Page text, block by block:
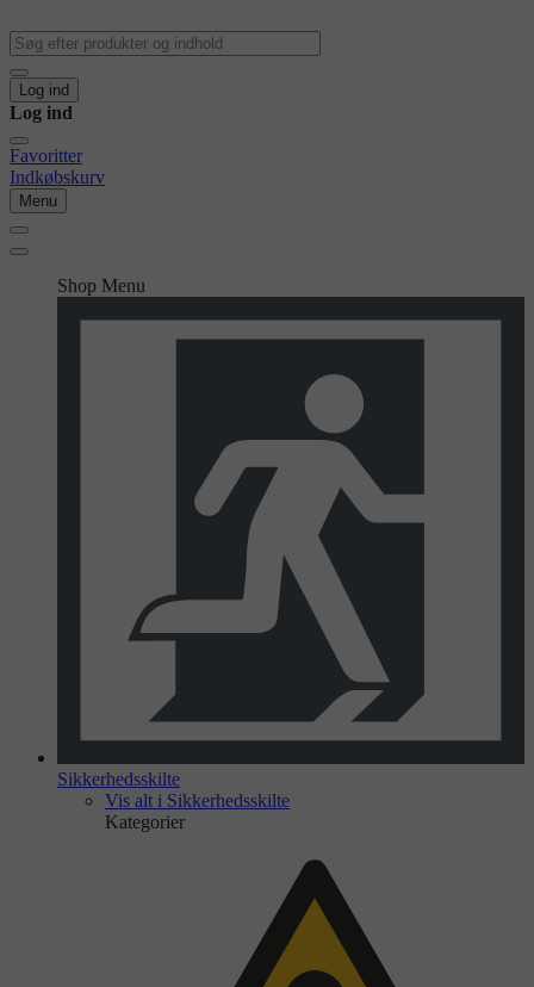
Log ind
Log ind
Favoritter
Indkøbskurv
Menu
Shop Menu
Sikkerhedsskilte
Vis alt i Sikkerhedsskilte
Kategorier